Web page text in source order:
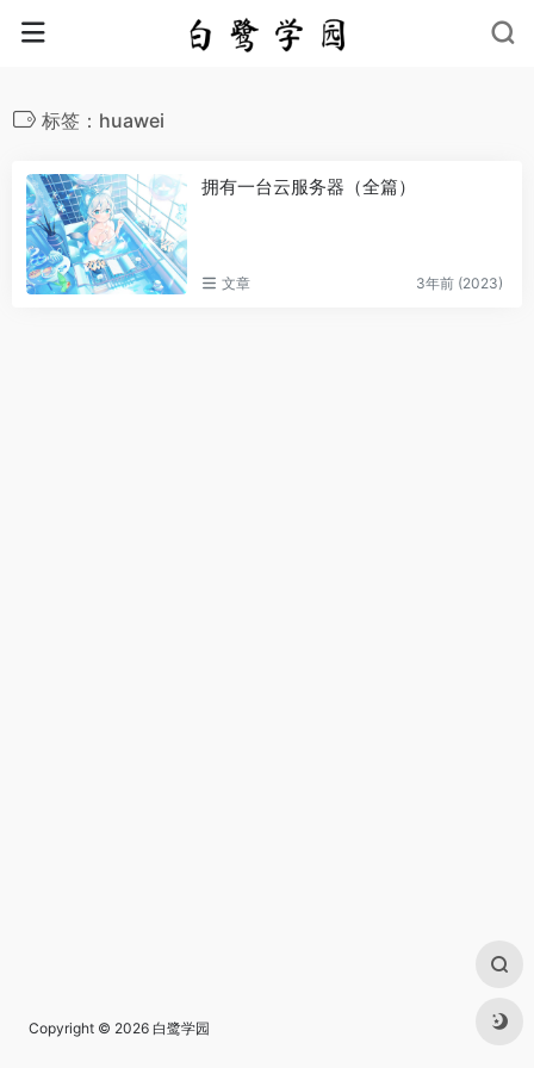
标签：huawei
拥有一台云服务器（全篇）
文章 3年前 (2023)
Copyright © 2026 白鹭学园